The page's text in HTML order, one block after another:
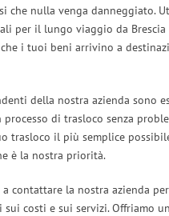
che nulla venga danneggiato.
per il lungo viaggio da Brescia
i tuoi beni arrivino a
della nostra azienda sono
di trasloco senza
trasloco il più semplice
è la nostra priorità.
contattare la nostra azienda
sui costi e sui servizi. Offriamo